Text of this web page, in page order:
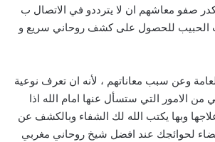
صفو معاشهم ان لا يترددو في الاتصال ب
الحبيب للحصول على كشف روحاني سريع و
وعن سبب معاناتهم ، لأنه ان تعرف نوعية
الامور التي ستسأل عنها امام الله اذا
وبها يكتب الله لك الشفاء وبالكشف عن
لحوائجك عند افضل شيخ روحاني مغربي